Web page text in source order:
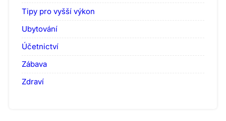
Tipy pro vyšší výkon
Ubytování
Účetnictví
Zábava
Zdraví